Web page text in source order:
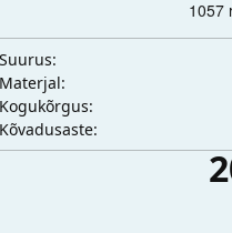
Suurus:
Materjal:
Kogukõrgus:
Kõvadusaste: